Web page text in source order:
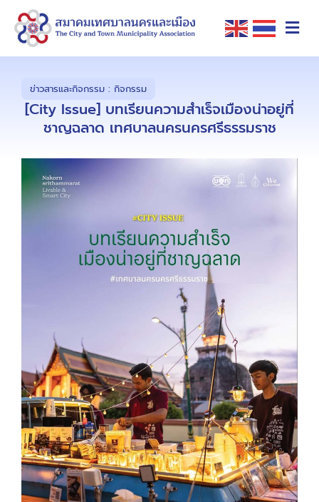
ข่าวสารและกิจกรรม : กิจกรรม
[City Issue] บทเรียนความสําเร็จเมืองน่าอยู่ที่
ชาญฉลาด เทศบาลนครนครศรีธรรมราช